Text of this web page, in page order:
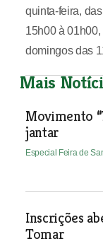
quinta-feira,
15h00 à
domingos das
Mais
Movimento
jantar
Especial Feira de
Inscrições
Tomar